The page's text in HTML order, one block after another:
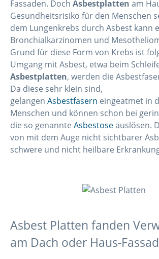
Fassaden. Doch Asbestplatten am
Gesundheitsrisiko für den Menschen
dem Lungenkrebs durch Asbest kann
Bronchialkarzinomen und
Grund für diese Form von Krebs ist
Umgang mit Asbest, etwa beim
Asbestplatten, werden die
Da diese sehr klein sind,
gelangen Asbestfasern eingeatmet in
Menschen und können schon bei
die so genannte Asbestoseauslösen.
von mit dem Auge nicht sichtbarer
schwere und nicht heilbare
Asbest Platten fanden
am Dach oder Haus-